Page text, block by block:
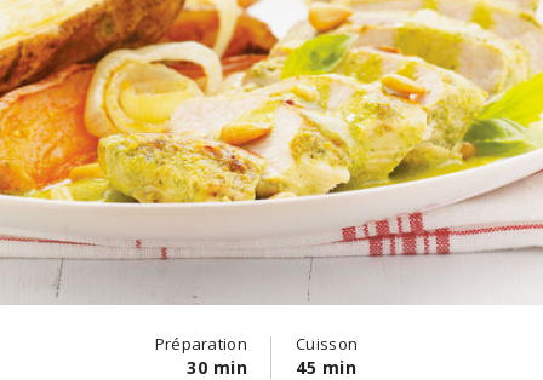
Préparation
30 min
Cuisson
45 min